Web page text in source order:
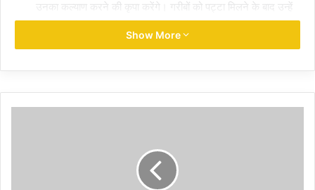
उनका कल्याण करने की कृपा करेंगे। गरीबों को पट्टा मिलने के बाद उन्हें
शासन से, बैंक से मिलने वाली कई योजनाओं का लाभ मिलना चालू हो जाएगा
।जिससे वो अपने जीविका को सुचारू रूप से चला सकेंगे एवं छत्तीसगढ़
Shiv Sena wrote a letter to Chief Minister
शिव सेना ने लिखा मुख्यमंत्री भूपेश बघेल को पत्र नजूल आबादी को
पट्टा देने की बात
Show More